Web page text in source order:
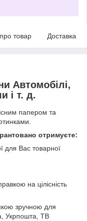
товар Доставка
Автомобілі,
і т. д.
папером та
отримуєте:
для Вас товарної
на цілісність
зручною для
Укрпошта, ТВ